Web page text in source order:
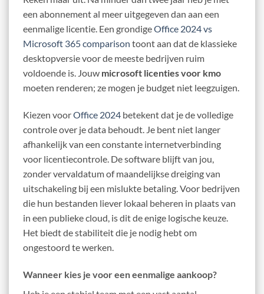
een abonnement al meer uitgegeven dan aan een
eenmalige licentie. Een grondigeOffice 2024 vs
Microsoft 365 comparison toont aan dat de klassieke
desktopversie voor de meeste bedrijven ruim
voldoende is. Jouw microsoft licenties voor kmo
moeten renderen; ze mogen je budget niet leegzuigen.
Kiezen voorOffice 2024 betekent dat je de volledige
controle over je data behoudt. Je bent niet langer
afhankelijk van een constante internetverbinding
voor licentiecontrole. De software blijft van jou,
zonder vervaldatum of maandelijkse dreiging van
uitschakeling bij een mislukte betaling. Voor bedrijven
die hun bestanden liever lokaal beheren in plaats van
in een publieke cloud, is dit de enige logische keuze.
Het biedt de stabiliteit die je nodig hebt om
ongestoord te werken.
Wanneer kies je voor een eenmalige aankoop?